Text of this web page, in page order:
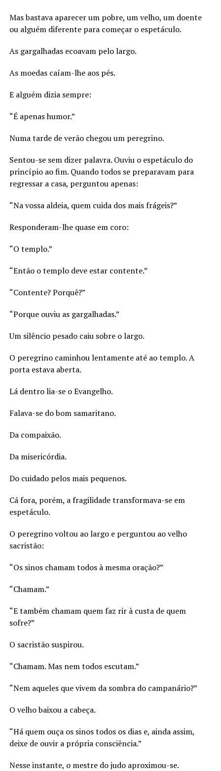
Mas bastava aparecer um pobre, um velho, um doente
ou alguém diferente para começar o espetáculo.
As gargalhadas ecoavam pelo largo.
As moedas caíam-lhe aos pés.
E alguém dizia sempre:
“É apenas humor.”
Numa tarde de verão chegou um peregrino.
Sentou-se sem dizer palavra. Ouviu o espetáculo do
princípio ao fim. Quando todos se preparavam para
regressar a casa, perguntou apenas:
“Na vossa aldeia, quem cuida dos mais frágeis?”
Responderam-lhe quase em coro:
“O templo.”
“Então o templo deve estar contente.”
“Contente? Porquê?”
“Porque ouviu as gargalhadas.”
Um silêncio pesado caiu sobre o largo.
O peregrino caminhou lentamente até ao templo. A
porta estava aberta.
Lá dentro lia-se o Evangelho.
Falava-se do bom samaritano.
Da compaixão.
Da misericórdia.
Do cuidado pelos mais pequenos.
Cá fora, porém, a fragilidade transformava-se em
espetáculo.
O peregrino voltou ao largo e perguntou ao velho
sacristão:
“Os sinos chamam todos à mesma oração?”
“Chamam.”
“E também chamam quem faz rir à custa de quem
sofre?”
O sacristão suspirou.
“Chamam. Mas nem todos escutam.”
“Nem aqueles que vivem da sombra do campanário?”
O velho baixou a cabeça.
“Há quem ouça os sinos todos os dias e, ainda assim,
deixe de ouvir a própria consciência.”
Nesse instante, o mestre do judo aproximou-se.